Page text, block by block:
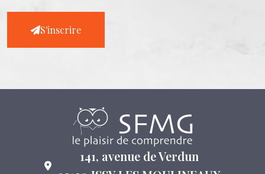
S'inscrire
141, avenue de Verdun